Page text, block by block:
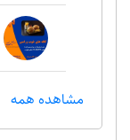
مشاهده همه